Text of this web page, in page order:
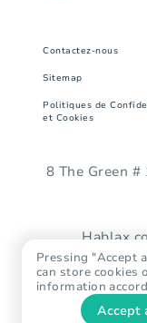
Contactez-nous
Sitemap
Politiques de
et Cookies
8 The Green
Pressing "Accept
can store cookies
information
Accept